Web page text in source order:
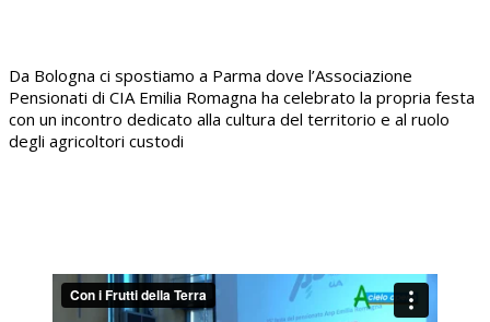
Da Bologna ci spostiamo a Parma dove l’Associazione
Pensionati di CIA Emilia Romagna ha celebrato la propria festa
con un incontro dedicato alla cultura del territorio e al ruolo
degli agricoltori custodi